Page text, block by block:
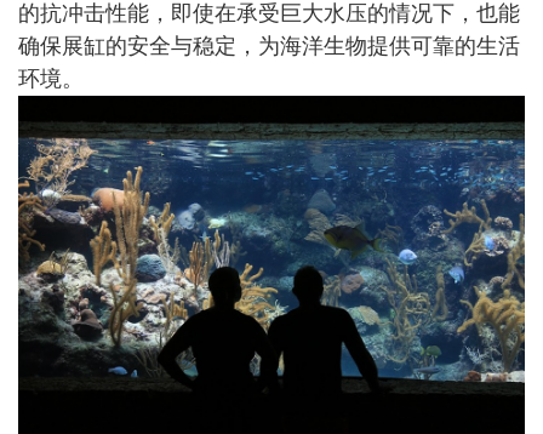
的抗冲击性能，即使在承受巨大水压的情况下，也能
确保展缸的安全与稳定，为海洋生物提供可靠的生活
环境。